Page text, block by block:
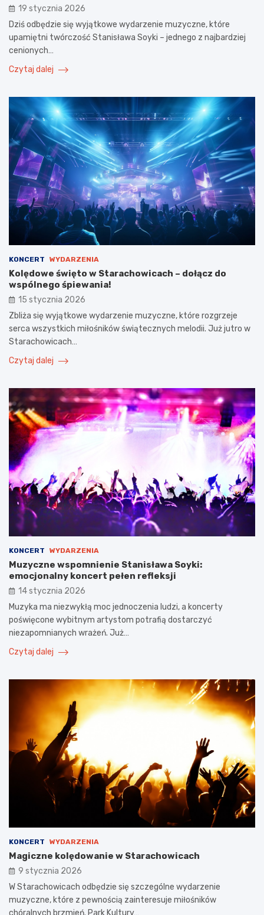
19 stycznia 2026
Dziś odbędzie się wyjątkowe wydarzenie muzyczne, które
upamiętni twórczość Stanisława Soyki – jednego z najbardziej
cenionych…
Czytaj dalej
KONCERT WYDARZENIA
Kolędowe święto w Starachowicach – dołącz do
wspólnego śpiewania!
15 stycznia 2026
Zbliża się wyjątkowe wydarzenie muzyczne, które rozgrzeje
serca wszystkich miłośników świątecznych melodii. Już jutro w
Starachowicach…
Czytaj dalej
KONCERT WYDARZENIA
Muzyczne wspomnienie Stanisława Soyki:
emocjonalny koncert pełen refleksji
14 stycznia 2026
Muzyka ma niezwykłą moc jednoczenia ludzi, a koncerty
poświęcone wybitnym artystom potrafią dostarczyć
niezapomnianych wrażeń. Już…
Czytaj dalej
KONCERT WYDARZENIA
Magiczne kolędowanie w Starachowicach
9 stycznia 2026
W Starachowicach odbędzie się szczególne wydarzenie
muzyczne, które z pewnością zainteresuje miłośników
chóralnych brzmień. Park Kultury…